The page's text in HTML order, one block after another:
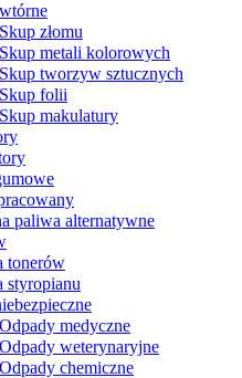
Skup złomu
Skup metali kolorowych
Skup tworzyw sztucznych
Skup folii
Skup makulatury
paliwa alternatywne
tonerów
styropianu
Odpady medyczne
Odpady weterynaryjne
Odpady chemiczne